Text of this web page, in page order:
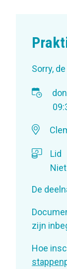
Sorry,
Lid
De
zijn
Hoe